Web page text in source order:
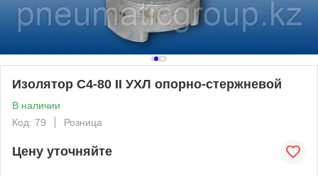
Изолятор С4-80 II УХЛ опорно-стержневой
В наличии
Код: 79
Розница
Цену уточняйте